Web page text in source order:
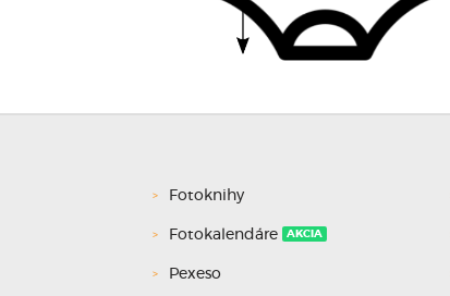
Fotoknihy
Fotokalendáre AKCIA
Pexeso